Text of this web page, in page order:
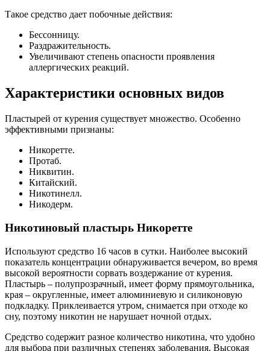
Такое средство дает побочные действия:
Бессонницу.
Раздражительность.
Увеличивают степень опасности проявления
аллергических реакций.
Характеристики основных видов
Пластырей от курения существует множество. Особенно
эффективными признаны:
Никоретте.
Протаб.
Никвитин.
Китайский.
Никотинелл.
Никодерм.
Никотиновый пластырь Никоретте
Используют средство 16 часов в сутки. Наиболее высокий
показатель концентрации обнаруживается вечером, во время
высокой вероятности сорвать воздержание от курения.
Пластырь – полупрозрачный, имеет форму прямоугольника,
края – округленные, имеет алюминиевую и силиконовую
подкладку. Приклеивается утром, снимается при отходе ко
сну, поэтому никотин не нарушает ночной отдых.
Средство содержит разное количество никотина, что удобно
для выбора при различных степенях заболевания. Высокая